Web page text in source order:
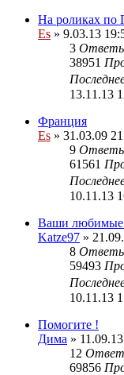
На роликах по
Es » 9.03.13
3
38951
13.11.13
Франция
Es » 31.03.09
9
61561
10.11.13
Ваши любимые
Katze97 »
8
59493
10.11.13
Помогите !
Дима »
12
69856